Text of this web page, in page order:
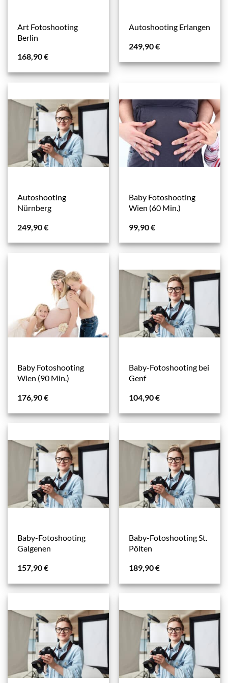
Art Fotoshooting
Berlin
168,90€
Autoshooting Erlangen
249,90€
Autoshooting
Nürnberg
249,90€
Baby Fotoshooting
Wien (60 Min.)
99,90€
Baby Fotoshooting
Wien (90 Min.)
176,90€
Baby-Fotoshooting bei
Genf
104,90€
Baby-Fotoshooting
Galgenen
157,90€
Baby-Fotoshooting St.
Pölten
189,90€